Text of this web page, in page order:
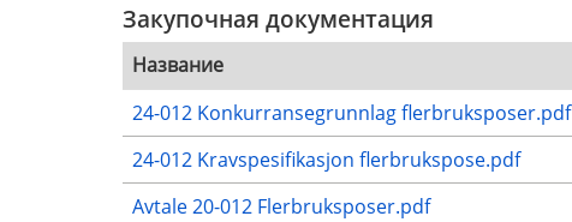
Закупочная документация
Название
24-012 Konkurransegrunnlag flerbruksposer.pdf
24-012 Kravspesifikasjon flerbrukspose.pdf
Avtale 20-012 Flerbruksposer.pdf